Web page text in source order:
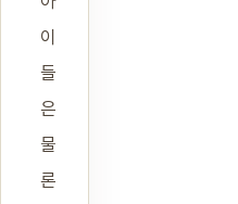
이
들
은
물
론